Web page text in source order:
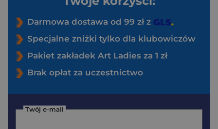
Darmowa dostawa od 99 zł z
Specjalne zniżki tylko dla klubowiczów
Pakiet zakładek Art Ladies za 1 zł
Brak opłat za uczestnictwo
Twój e-mail